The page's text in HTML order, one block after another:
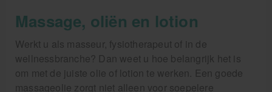
Fysiotherapieproducten
Verbruiksmaterialen
Massage
Massage, oliën en lotion
Werkt u als masseur, fysiotherapeut of in de
wellnessbranche? Dan weet u hoe belangrijk het is
om met de juiste olie of lotion te werken. Een goede
massageolie zorgt niet alleen voor soepelere